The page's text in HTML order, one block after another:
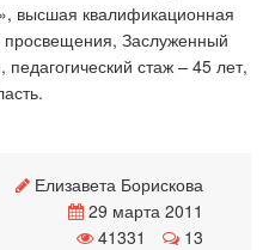
квалификационная
просвещения, Заслуженный
стаж – 45 лет,
Елизавета Борискова
29 марта 2011
41331
13